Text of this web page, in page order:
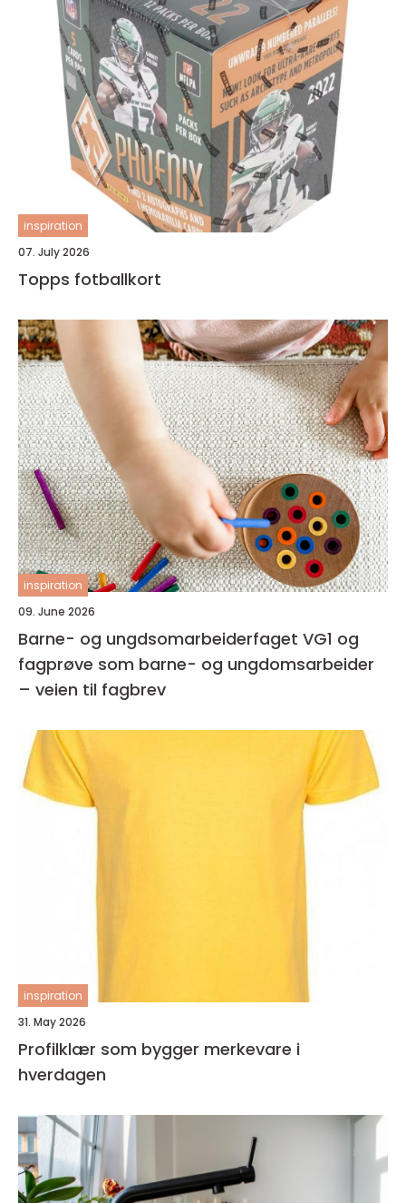
inspiration
07. July 2026
Topps fotballkort
inspiration
09. June 2026
Barne- og ungdsomarbeiderfaget VG1 og
fagprøve som barne- og ungdomsarbeider
– veien til fagbrev
inspiration
31. May 2026
Profilklær som bygger merkevare i
hverdagen